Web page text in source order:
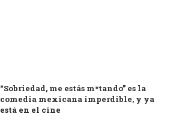
“Sobriedad, me estás m*tando” es la
comedia mexicana imperdible, y ya
está en el cine